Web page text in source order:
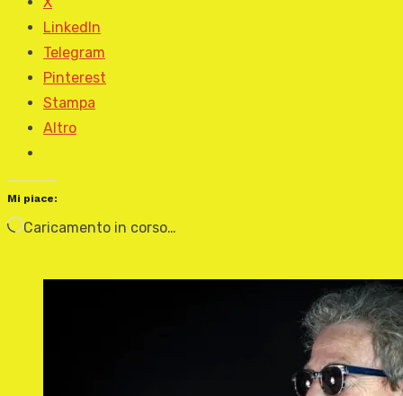
LinkedIn
Telegram
Pinterest
Stampa
Altro
Mi piace:
Caricamento in corso…